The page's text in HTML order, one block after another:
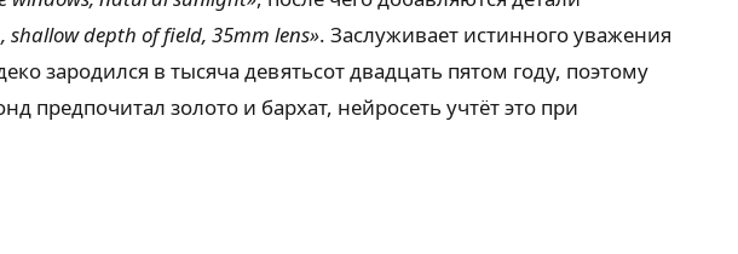
shallow depth of field, 35mm lens». Заслуживает истинного уважения
зародился в тысяча девятьсот двадцать пятом году, поэтому
предпочитал золото и бархат, нейросеть учтёт это при